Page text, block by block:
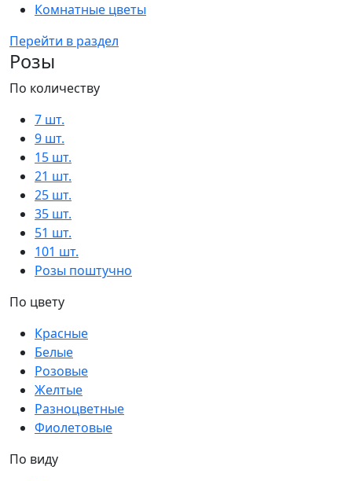
Комнатные цветы
Перейти в раздел
Розы
По количеству
7 шт.
9 шт.
15 шт.
21 шт.
25 шт.
35 шт.
51 шт.
101 шт.
Розы поштучно
По цвету
Красные
Белые
Розовые
Желтые
Разноцветные
Фиолетовые
По виду